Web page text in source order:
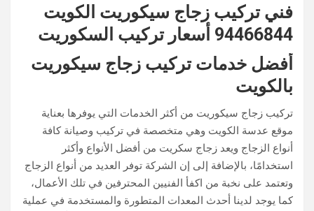
فني تركيب زجاج سيكوريت الكويت
94466844 أسعار تركيب السكوريت
أفضل خدمات تركيب زجاج سيكوريت
بالكويت
تركيب زجاج سيكوريت من أكثر الخدمات التي يوفرها بعناية
موقع عدسة الكويت وهي متخصصة في تركيب وصيانة كافة
أنواع الزجاج ويعد زجاج سكريت من أفضل الأنواع وأكثر
استخدامًا، بالإضافة إلى إن الشركة توفر العديد من أنواع الزجاج
وتعتمد على نخبة من اكفأ الفنيين المحترفين في تلك الأعمال،
كما يوجد لدينا أحدث المعدات المتطورة والمستخدمة في عملية